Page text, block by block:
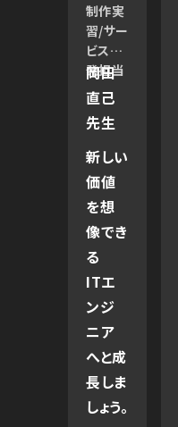
制作実
習/サー
ビス開
発担当
岡田
直己
先生
新しい
価値
を想
像でき
る
ITエ
ンジ
ニア
へと成
長しま
しょう。